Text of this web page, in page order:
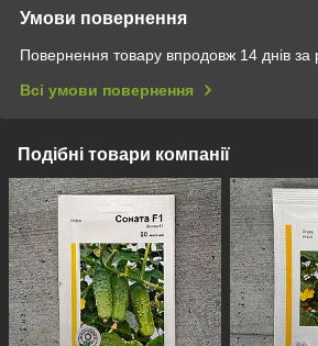
Умови повернення
Повернення товару впродовж 14 днів за
Всі умови повернення
Подібні товари компанії